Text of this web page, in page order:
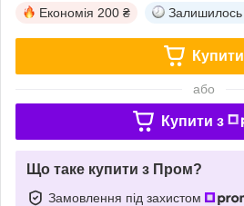
Економія 200 ₴ Залишилось
Купити
або
Купити з
Що таке купити з Пром?
Замовлення під захистом